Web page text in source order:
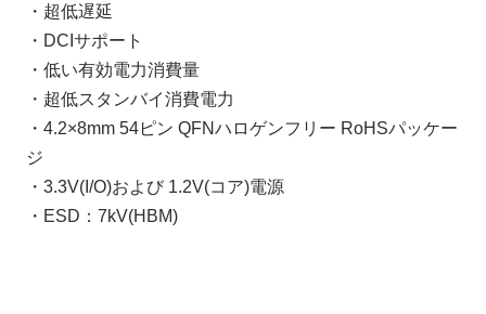
・超低遅延
・DCIサポート
・低い有効電力消費量
・超低スタンバイ消費電力
・4.2×8mm 54ピン QFNハロゲンフリー RoHSパッケー
ジ
・3.3V(I/O)および 1.2V(コア)電源
・ESD：7kV(HBM)